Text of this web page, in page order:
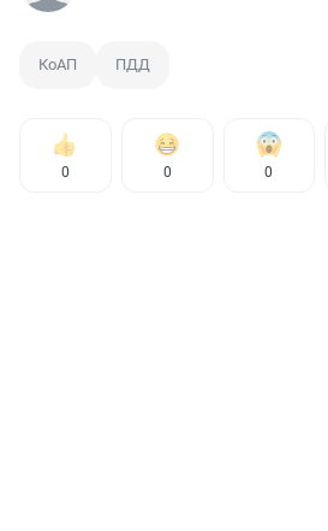
КоАП ПДД
0 0 0